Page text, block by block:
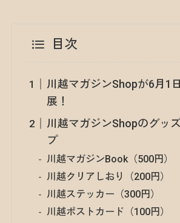
目次
川越マガジンShopが6月1
展！
川越マガジンShopのグッ
プ
川越マガジンBook（500円）
川越クリアしおり（200円）
川越ステッカー（300円）
川越ポストカード（100円）